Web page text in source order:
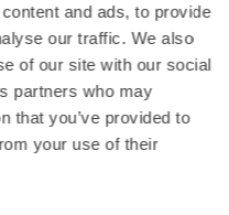
and ads, to provide
our traffic. We also
of our site with our social
partners who may
that you’ve provided to
your use of their